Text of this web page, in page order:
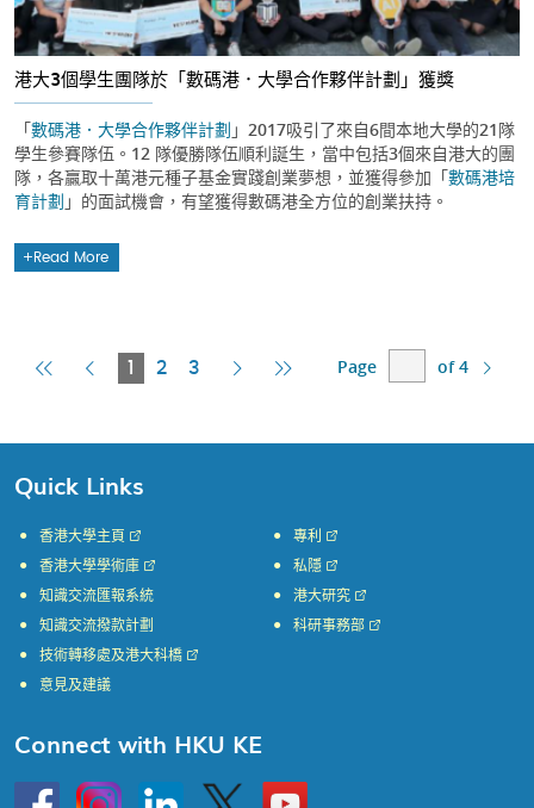
港大3個學生團隊於「數碼港．大學合作夥伴計劃」獲獎
「數碼港．大學合作夥伴計劃 」2017吸引了來自6間本地大學的21隊
學生參賽隊伍。12 隊優勝隊伍順利誕生，當中包括3個來自港大的團
隊，各贏取十萬港元種子基金實踐創業夢想，並獲得參加「數碼港培
育計劃 」的面試機會，有望獲得數碼港全方位的創業扶持。
Read More
FirstPrevious
1
Current
2 3
Next Last
Page of 4
Quick Links
香港大學主頁
香港大學學術庫
知識交流匯報系統
知識交流撥款計劃
專利
私隱
港大研究
科研事務部
技術轉移處及港大科橋
意見及建議
Connect with HKU KE
InstagramLinkedin Twitter
Go